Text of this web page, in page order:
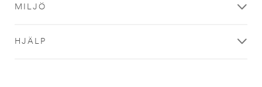
MILJÖ
HJÄLP